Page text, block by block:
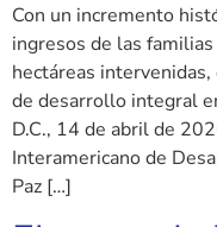
Con un incremento
ingresos de las
hectáreas
de desarrollo integral
D.C., 14 de abril de
Interamericano de
Paz […]